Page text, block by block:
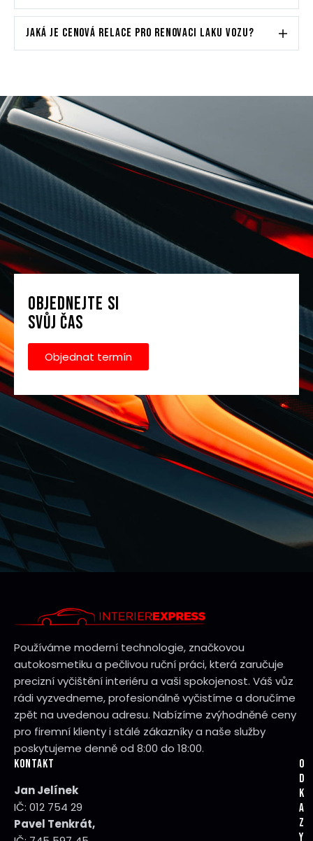
JAKÁ JE CENOVÁ RELACE PRO RENOVACI LAKU VOZU?
OBJEDNEJTE SI
SVŮJ ČAS
Objednat termín
Používáme moderní technologie, značkovou
autokosmetiku a pečlivou ruční práci, která zaručuje
precizní vyčištění interiéru a vaši spokojenost. Váš vůz
rádi vyzvedneme, profesionálně vyčistíme a doručíme
zpět na uvedenou adresu. Nabízíme zvýhodněné ceny
pro firemní klienty i stálé zákazníky a naše služby
poskytujeme denně od 8:00 do 18:00.
KONTAKT
Jan Jelínek
IČ: 012 754 29
Pavel Tenkrát,
O
D
K
A
Z
Y